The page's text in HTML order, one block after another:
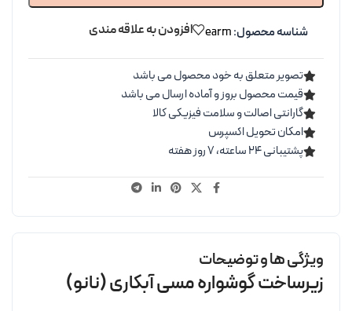
شناسه محصول:earm افزودن به علاقه مندی
تصویر متعلق به خود محصول می باشد
قیمت محصول بروز و آماده ارسال می باشد
گارانتی اصالت و سلامت فیزیکی کالا
امکان تحویل اکسپرس
پشتیبانی ۲۴ ساعته، ۷ روز هفته
ویژگی ها و توضیحات
زیرساخت گوشواره مسی آبکاری (نانو)